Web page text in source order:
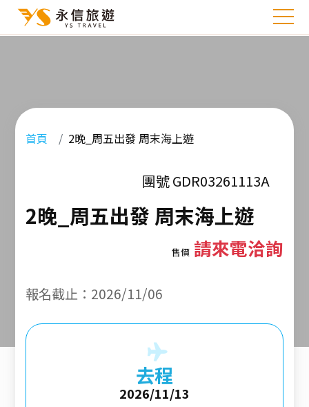
首頁 2晚_周五出發 周末海上遊
團號 GDR03261113A
2晚_周五出發 周末海上遊
售價請來電洽詢
報名截止：2026/11/06
去程
2026/11/13